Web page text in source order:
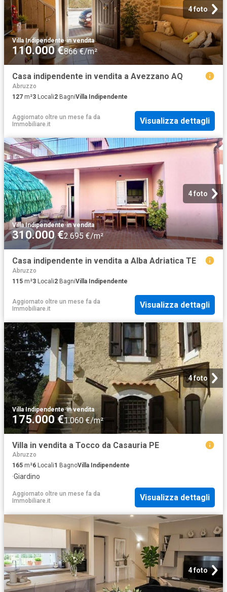
4 foto
Villa Indipendente·in vendita
110.000 €866 €/m²
Casa indipendente in vendita a Avezzano AQ
Abruzzo
127 m²3 Locali2 BagniVilla Indipendente
Aggiornato oltre un mese fa da
Immobiliare.it
Visualizza dettagli
4 foto
Villa Indipendente·in vendita
310.000 €2.695 €/m²
Casa indipendente in vendita a Alba Adriatica TE
Abruzzo
115 m²3 Locali2 BagniVilla Indipendente
Aggiornato oltre un mese fa da
Immobiliare.it
Visualizza dettagli
4 foto
Villa Indipendente·in vendita
175.000 €1.060 €/m²
Villa in vendita a Tocco da Casauria PE
Abruzzo
165 m²6 Locali1 BagnoVilla Indipendente
·Giardino
Aggiornato oltre un mese fa da
Immobiliare.it
Visualizza dettagli
4 foto